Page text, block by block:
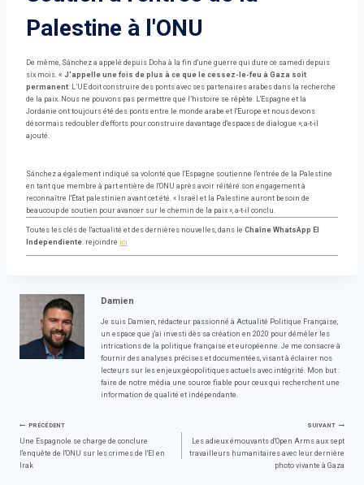
Palestine à l'ONU
De même, Sánchez a appelé depuis Doha à la fin d'une guerre qui dure ce samedi depuis
six mois. « J'appelle une fois de plus à ce que le cessez-le-feu à Gaza soit
permanent. L’UE doit construire des ponts avec ses partenaires arabes dans la recherche
de la paix. Nous ne pouvons pas permettre que l’histoire se répète. L'Espagne et la
Jordanie ont toujours été des ponts entre le monde arabe et l'Europe et nous devons
désormais redoubler d'efforts pour construire davantage d'espaces de dialogue », a-t-il
ajouté.
Sánchez a également indiqué sa volonté que l'Espagne soutienne l'entrée de la Palestine
en tant que membre à part entière de l'ONU après avoir réitéré son engagement à
reconnaître l'État palestinien avant cet été. « Israël et la Palestine auront besoin de
beaucoup de soutien pour avancer sur le chemin de la paix », a-t-il conclu.
Toutes les clés de l'actualité et des dernières nouvelles, dans le Chaîne WhatsApp El
Independiente. rejoindre ici
Damien
Je suis Damien, rédacteur passionné à Actualité Politique Française,
un espace que j'ai investi dès sa création en 2020 pour démêler les
intrications de la politique française et européenne. Je me consacre à
fournir des analyses précises et documentées, visant à éclairer nos
lecteurs sur les enjeux géopolitiques actuels avec intégrité. Mon but :
faire de notre média une source fiable pour ceux qui recherchent une
information de qualité et indépendante.
Navigation
de
PRÉCÉDENT
Une Espagnole se charge de conclure
l'enquête de l'ONU sur les crimes de l'EI en
Irak
SUIVANT
Les adieux émouvants d'Open Arms aux sept
travailleurs humanitaires avec leur dernière
photo vivante à Gaza